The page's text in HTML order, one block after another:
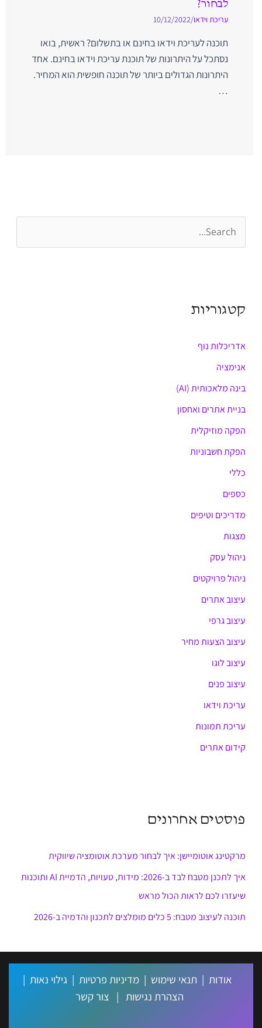
לבחור?
עריכת וידאו/
10/12/2022
תוכנה לעריכת וידאו בחינם או בתשלום? ראשית, בואו
נסתכל על היתרונות של תוכנת עריכת וידאו בחינם. אחד
היתרונות הגדולים ביותר של תוכנה חופשית הוא המחיר.
…
c
f
o
r
קטגוריות
אדריכלות נוף
אנימציה
בינה מלאכותית (AI)
בניית אתרים ואחסון
הפקה מוזיקלית
הפקת חשבוניות
כללי
כספים
מדריכים וטיפים
מצגות
ניהול עסק
ניהול פרויקטים
עיצוב אתרים
עיצוב גרפי
עיצוב הצעות מחיר
עיצוב לוגו
עיצוב פנים
עריכת וידאו
עריכת תמונות
קידום אתרים
פוסטים אחרונים
מרקטינג אוטומיישן: איך לבחור מערכת אוטומציה שיווקית
איך לתכנן מטבח לבד ב-2026: מידות, טעויות, הדמיית AI ותוכנות
שיעזרו לכם לראות הכול מראש
תוכנה לעיצוב מטבח: 5 כלים מומלצים לתכנון והדמיה ב-2026
אודות | תנאי שימוש | מדיניות פרטיות | גילוי נאות |
הצהרת נגישות | צור קשר